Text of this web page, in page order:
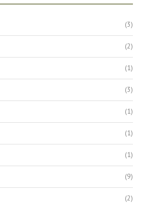
(3)
(2)
(1)
(3)
(1)
(1)
(1)
(9)
(2)